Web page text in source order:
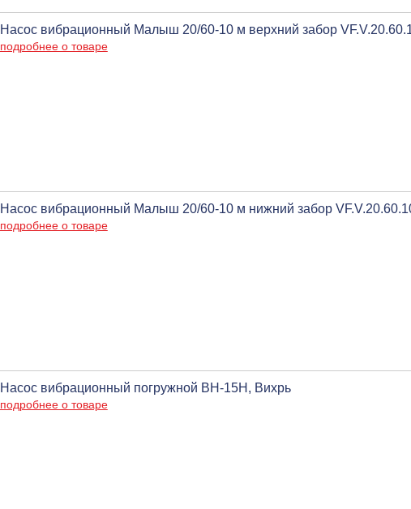
Насос вибрационный Малыш 20/60-10 м верхний забор
подробнее о товаре
Насос вибрационный Малыш 20/60-10 м нижний забор
подробнее о товаре
Насос вибрационный погружной ВН-15Н, Вихрь
подробнее о товаре